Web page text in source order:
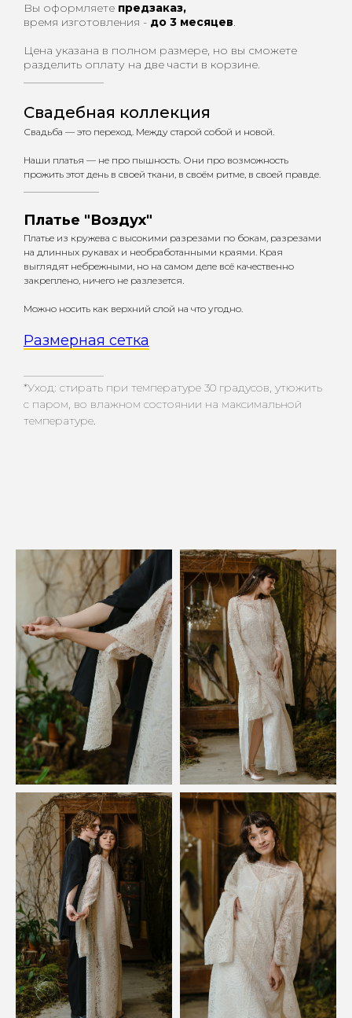
Вы оформляете предзаказ,
время изготовления - до 3 месяцев.
Цена указана в полном размере, но вы сможете
разделить оплату на две части в корзине.
Свадебная коллекция
Свадьба — это переход. Между старой собой и новой.
Наши платья — не про пышность. Они про возможность
прожить этот день в своей ткани, в своём ритме, в своей правде.
Платье "Воздух"
Платье из кружева с высокими разрезами по бокам, разрезами
на длинных рукавах и необработанными краями. Края
выглядят небрежными, но на самом деле всё качественно
закреплено, ничего не разлезется.
Можно носить как верхний слой на что угодно.
Размерная сетка
*Уход: стирать при температуре 30 градусов, утюжить
с паром, во влажном состоянии на максимальной
температуре.